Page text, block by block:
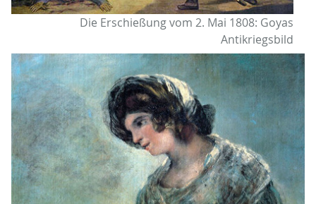
Die Erschießung vom 2. Mai 1808: Goyas
Antikriegsbild